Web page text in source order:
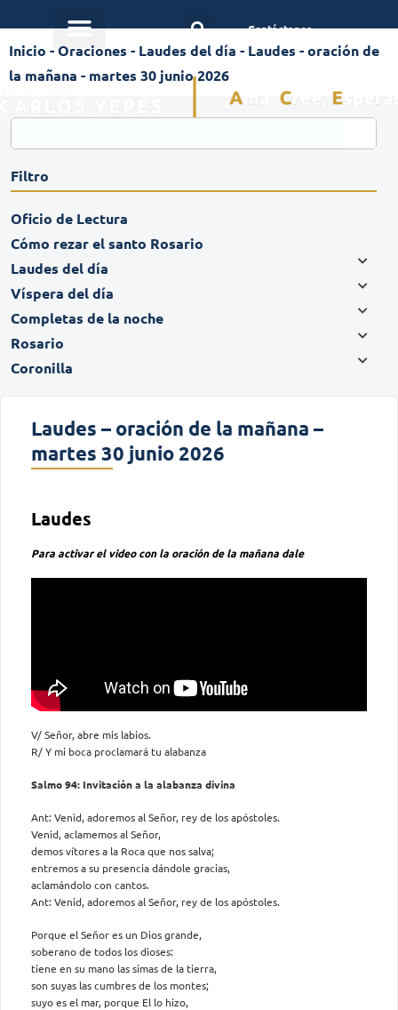
Contáctanos
Inicio -Oraciones - Laudes del día - Laudes - oración de
la mañana - martes 30 junio 2026
Filtro
Oficio de Lectura
Cómo rezar el santo Rosario
Laudes del día
Víspera del día
Completas de la noche
Rosario
Coronilla
Laudes – oración de la mañana –
martes 30 junio 2026
Laudes
Para activar el video con la oración de la mañana dale
V/ Señor, abre mis labios.
R/ Y mi boca proclamará tu alabanza
Salmo 94: Invitación a la alabanza divina
Ant: Venid, adoremos al Señor, rey de los apóstoles.
Venid, aclamemos al Señor,
demos vítores a la Roca que nos salva;
entremos a su presencia dándole gracias,
aclamándolo con cantos.
Ant: Venid, adoremos al Señor, rey de los apóstoles.
Porque el Señor es un Dios grande,
soberano de todos los dioses:
tiene en su mano las simas de la tierra,
son suyas las cumbres de los montes;
suyo es el mar, porque El lo hizo,